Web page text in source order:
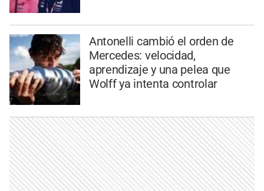
Antonelli cambió el orden de
Mercedes: velocidad,
aprendizaje y una pelea que
Wolff ya intenta controlar